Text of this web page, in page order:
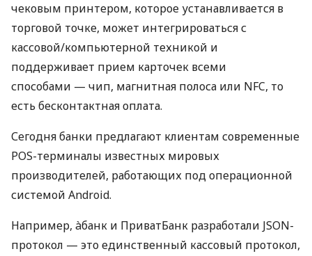
чековым принтером, которое устанавливается в
торговой точке, может интегрироваться с
кассовой/компьютерной техникой и
поддерживает прием карточек всеми
способами — чип, магнитная полоса или NFC, то
есть бесконтактная оплата.
Сегодня банки предлагают клиентам современные
POS-терминалы известных мировых
производителей, работающих под операционной
системой Android.
Например, àбанк и ПриватБанк разработали JSON-
протокол — это единственный кассовый протокол,